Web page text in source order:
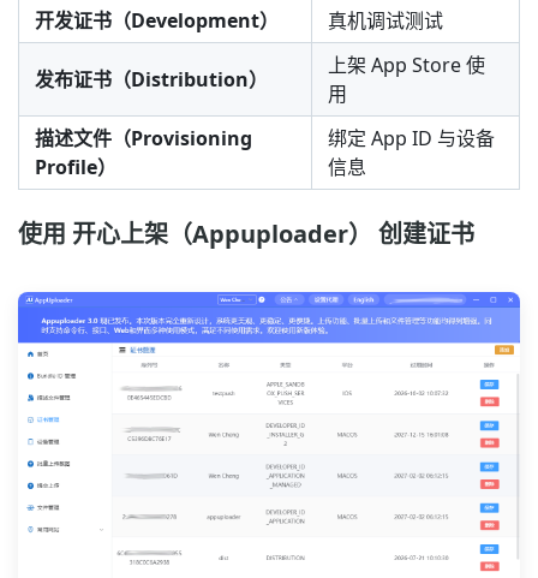
开发证书（Development）
真机调试测试
发布证书（Distribution）
上架 App Store 使
用
描述文件（Provisioning
Profile）
绑定 App ID 与设备
信息
使用 开心上架（Appuploader） 创建证书